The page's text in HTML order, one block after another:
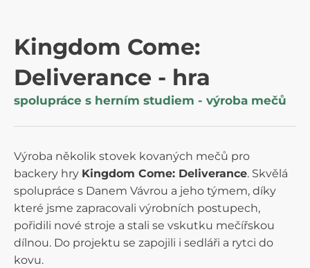
Kingdom Come:
Deliverance - hra
spolupráce s herním studiem - výroba mečů
Výroba několik stovek kovaných mečů pro
backery hry Kingdom Come: Deliverance. Skvělá
spolupráce s Danem Vávrou a jeho týmem, díky
které jsme zapracovali výrobních postupech,
pořidili nové stroje a stali se vskutku mečířskou
dílnou. Do projektu se zapojili i sedláři a rytci do
kovu.